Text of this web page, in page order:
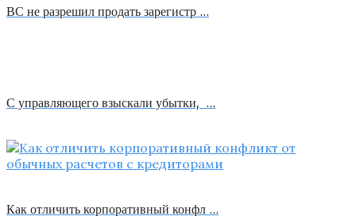
ВС не разрешил продать зарегистр …
С управляющего взыскали убытки, …
Как отличить корпоративный конфл …